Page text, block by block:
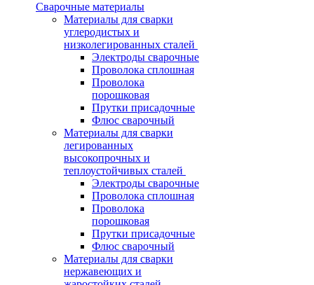
Сварочные материалы
Материалы для сварки
углеродистых и
низколегированных сталей
Электроды сварочные
Проволока сплошная
Проволока
порошковая
Прутки присадочные
Флюс сварочный
Материалы для сварки
легированных
высокопрочных и
теплоустойчивых сталей
Электроды сварочные
Проволока сплошная
Проволока
порошковая
Прутки присадочные
Флюс сварочный
Материалы для сварки
нержавеющих и